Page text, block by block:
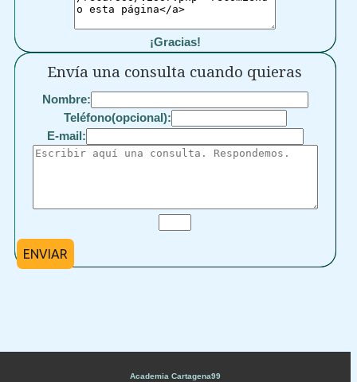
¡Gracias!
Envía una consulta cuando quieras
Nombre:
Teléfono(opcional):
E-mail:
ENVIAR
Academia Cartagena99